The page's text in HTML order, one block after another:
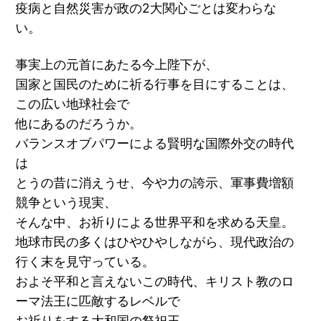
疫病と自然災害が政の2大関心ごとは変わらな
い。
事実上の元首にあたる今上陛下が、
国家と国民のために祈る行事を目にすることは、
この広い地球社会で
他にあるのだろうか。
バランスオブパワーによる賢明な国際外交の時代
は
とうの昔に消えうせ、今や力の誇示、軍事費増額
競争という現実、
そんな中、お祈りによる世界平和を求める天皇。
地球市民の多くはひやひやしながら、現代政治の
行く末を見守っている。
およそ平和と言えないこの時代、キリスト教のロ
ーマ法王に匹敵するレベルで